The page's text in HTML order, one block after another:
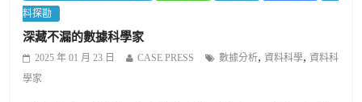
料探勘
深藏不漏的數據科學家
2025 年 01 月 23 日 CASE PRESS 數據分析,資料科學,資料科
學家